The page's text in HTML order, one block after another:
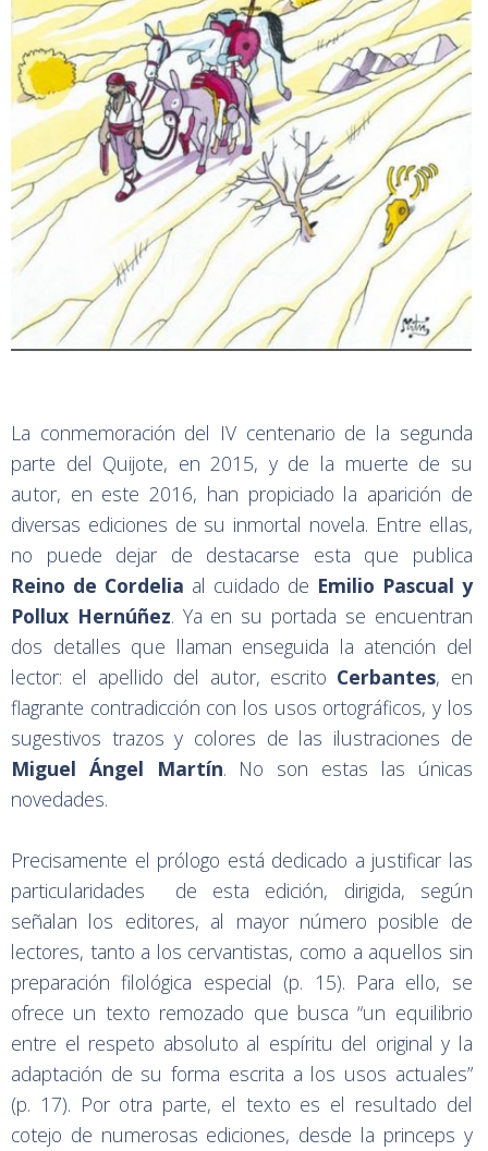
La conmemoración del IV centenario de la segunda
parte del Quijote, en 2015, y de la muerte de su
autor, en este 2016, han propiciado la aparición de
diversas ediciones de su inmortal novela. Entre ellas,
no puede dejar de destacarse esta que publica
Reino de Cordelia al cuidado de Emilio Pascual y
Pollux Hernúñez. Ya en su portada se encuentran
dos detalles que llaman enseguida la atención del
lector: el apellido del autor, escrito Cerbantes, en
flagrante contradicción con los usos ortográficos, y los
sugestivos trazos y colores de las ilustraciones de
Miguel Ángel Martín. No son estas las únicas
novedades.
Precisamente el prólogo está dedicado a justificar las
particularidades de esta edición, dirigida, según
señalan los editores, al mayor número posible de
lectores, tanto a los cervantistas, como a aquellos sin
preparación filológica especial (p. 15). Para ello, se
ofrece un texto remozado que busca “un equilibrio
entre el respeto absoluto al espíritu del original y la
adaptación de su forma escrita a los usos actuales”
(p. 17). Por otra parte, el texto es el resultado del
cotejo de numerosas ediciones, desde la princeps y